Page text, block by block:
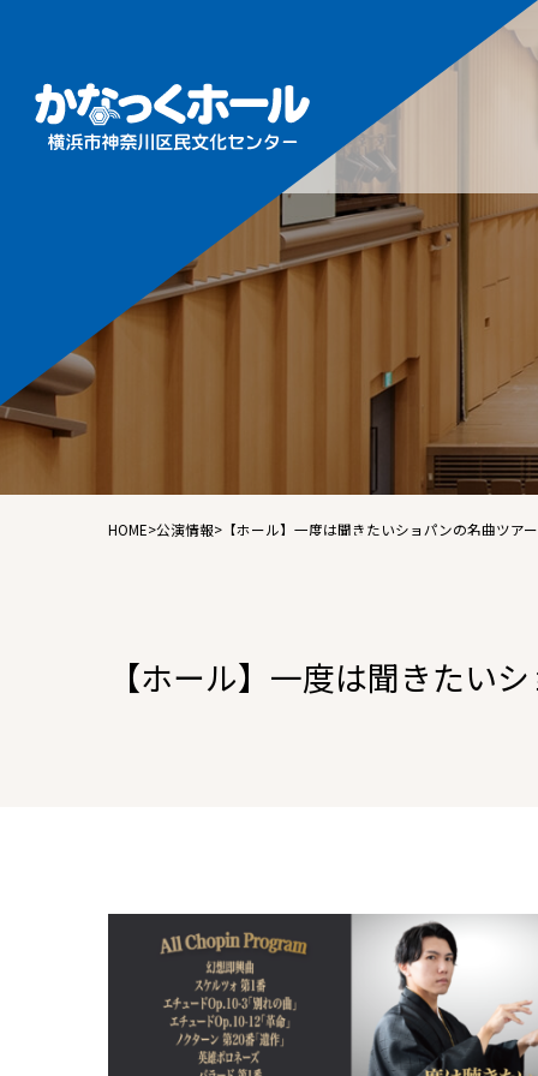
ギャラ
音楽
練習
HOME>公演情報>【ホール】一度は聞きたいショパンの名曲ツア
【ホール】一度は聞きたい